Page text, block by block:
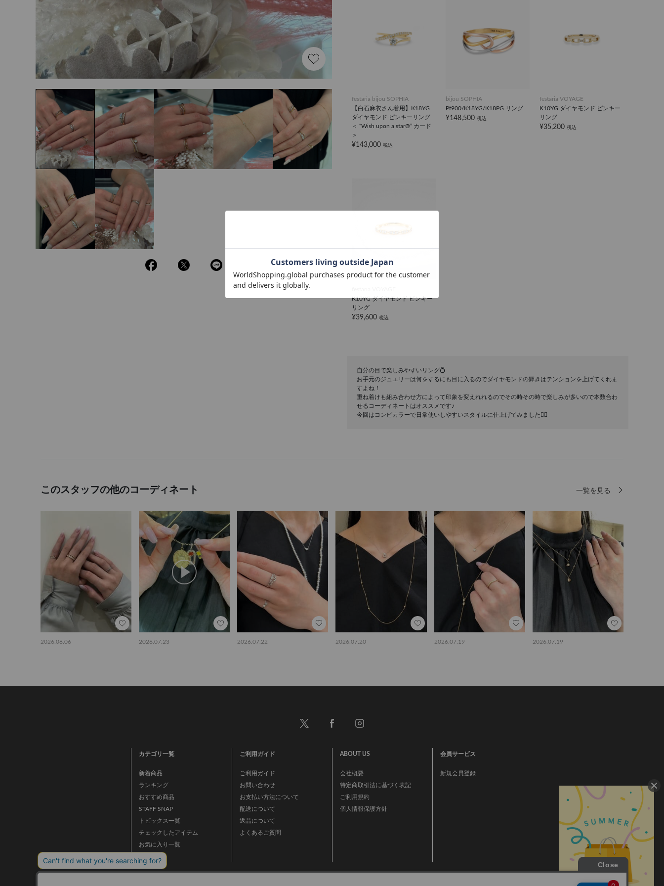
festaria bijou SOPHIA
【白石麻衣さん着用】K18YG
ダイヤモンド ピンキーリング
＜ “Wish upon a star®” カード
＞
¥143,000 税込
bijou SOPHIA
Pt900/K18YG/K18PG リング
¥148,500 税込
festaria VOYAGE
K10YG ダイヤモンド ピンキー
リング
¥35,200 税込
K10YG ダイヤモンド ピンキー
リング
¥39,600 税込
自分の目で楽しみやすいリング💍
お手元のジュエリーは何をするにも目に入るのでダイヤモンドの輝きはテンションを上げてくれま
すよね！
重ね着けも組み合わせ方によって印象を変えれれるのでその時その時で楽しみが多いので本数合わ
せるコーディネートはオススメです♪
今回はコンビカラーで日常使いしやすいスタイルに仕上げてみました🙋‍♀️
このスタッフの他のコーディネート 一覧を見る
2026.08.06 2026.07.23 2026.07.22 2026.07.20 2026.07.19 2026.07.19
カテゴリ一覧
新着商品
ランキング
おすすめ商品
STAFF SNAP
トピックス一覧
チェックしたアイテム
お気に入り一覧
ご利用ガイド
ご利用ガイド
お問い合わせ
お支払い方法について
配送について
返品について
よくあるご質問
ABOUT US
会社概要
特定商取引法に基づく表記
ご利用規約
個人情報保護方針
会員サービス
新規会員登録
事業再構築